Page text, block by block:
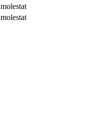
molestat
molestat